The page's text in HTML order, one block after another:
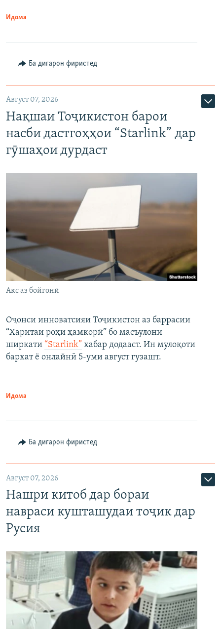
Идома
Ба дигарон фиристед
Август 07, 2026
Нақшаи Тоҷикистон барои
насби дастгоҳҳои “Starlink” дар
гӯшаҳои дурдаст
Акс аз бойгонӣ
Оҷонси инноватсияи Тоҷикистон аз баррасии
“Харитаи роҳи ҳамкорӣ” бо масъулони
ширкати “Starlink” хабар додааст. Ин мулоқоти
бархат ё онлайнӣ 5-уми август гузашт.
Идома
Ба дигарон фиристед
Август 07, 2026
Нашри китоб дар бораи
навраси кушташудаи тоҷик дар
Русия